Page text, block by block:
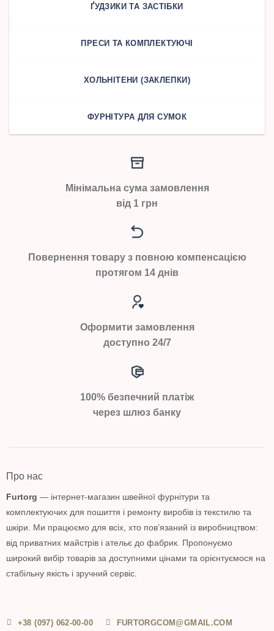
ҐУДЗИКИ ТА ЗАСТІБКИ
ПРЕСИ ТА КОМПЛЕКТУЮЧІ
ХОЛЬНІТЕНИ (ЗАКЛЕПКИ)
ФУРНІТУРА ДЛЯ СУМОК
Мінімальна сума замовлення
від 1 грн
Повернення товару з повною компенсацією
протягом 14 днів
Оформити замовлення
доступно 24/7
100% безпечний платіж
через шлюз банку
Про нас
Furtorg — інтернет-магазин швейної фурнітури та
комплектуючих для пошиття і ремонту виробів із текстилю та
шкіри. Ми працюємо для всіх, хто пов’язаний із виробництвом:
від приватних майстрів і ательє до фабрик. Пропонуємо
широкий вибір товарів за доступними цінами та орієнтуємося на
стабільну якість і зручний сервіс.
+38 (097) 062-00-00 FURTORGCOM@GMAIL.COM